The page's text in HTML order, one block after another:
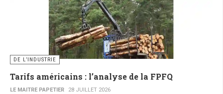
DE L’INDUSTRIE
Tarifs américains : l’analyse de la FPFQ
LE MAITRE PAPETIER 28 JUILLET 2026